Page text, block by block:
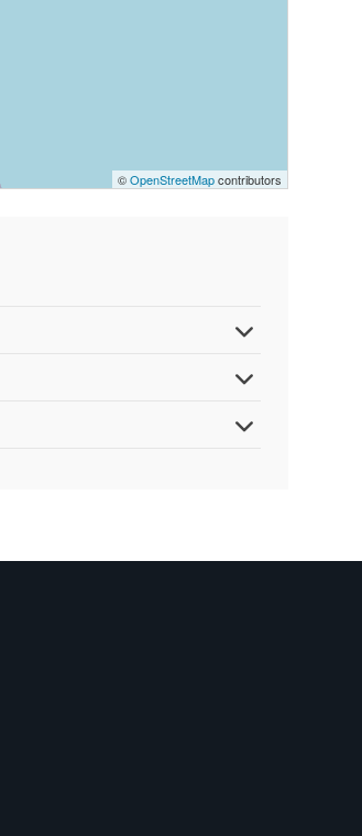
©OpenStreetMapcontributors